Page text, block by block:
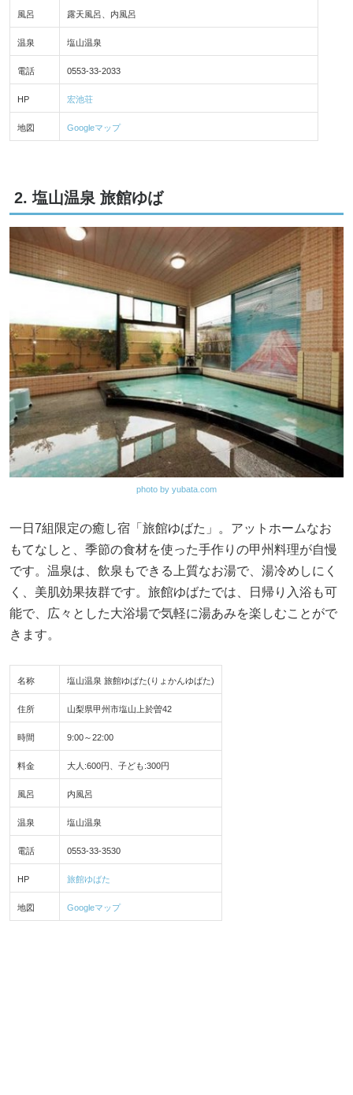
風呂 露天風呂、内風呂
温泉 塩山温泉
電話 0553-33-2033
HP 宏池荘
地図 Googleマップ
2. 塩山温泉 旅館ゆば
photo by yubata.com
一日7組限定の癒し宿「旅館ゆばた」。アットホームなお
もてなしと、季節の食材を使った手作りの甲州料理が自慢
です。温泉は、飲泉もできる上質なお湯で、湯冷めしにく
く、美肌効果抜群です。旅館ゆばたでは、日帰り入浴も可
能で、広々とした大浴場で気軽に湯あみを楽しむことがで
きます。
名称 塩山温泉 旅館ゆばた(りょかんゆばた)
住所 山梨県甲州市塩山上於曽42
時間 9:00～22:00
料金 大人:600円、子ども:300円
風呂 内風呂
温泉 塩山温泉
電話 0553-33-3530
HP 旅館ゆばた
地図 Googleマップ